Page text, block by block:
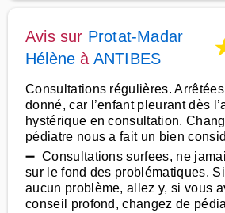
Avis sur Protat-Madar
Hélène à ANTIBES
Consultations régulières.
donné, car l’enfant pleurant dès
hystérique en consultation.
pédiatre nous a fait un bien
➖ Consultations surfees, ne
sur le fond des problématiques. Si
aucun problème, allez y, si vous
conseil profond, changez de